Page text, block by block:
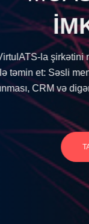
imkanları
qeydə
avtomatik